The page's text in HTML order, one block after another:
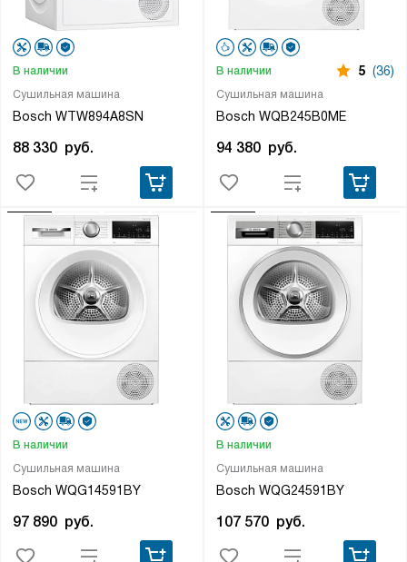
Сушильная машина
Bosch WTW894A8SN
В наличии
88 330 руб.
Сушильная машина
Bosch WQB245B0ME
В наличии 5 (36)
94 380 руб.
Сушильная машина
Bosch WQG14591BY
В наличии
97 890 руб.
Сушильная машина
Bosch WQG24591BY
В наличии
107 570 руб.